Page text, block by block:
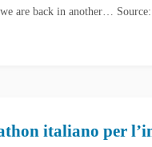
are back in another…
italiano per